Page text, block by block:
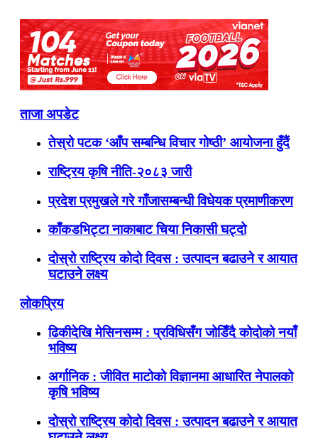
ताजा अपडेट
तेस्रो पटक ‘आँप सम्बन्धि विचार गोष्ठी’ आयोजना हुँदैं
राष्ट्रिय कृषि नीति-२०८३ जारी
प्रदेश प्रमुखले गरे गाँजासम्बन्धी विधेयक प्रमाणीकरण
काँकडभिट्टा नाकाबाट चिया निकासी घट्दो
दोस्रो राष्ट्रिय कोदो दिवस : उत्पादन बढाउने र आयात
घटाउने लक्ष्य
लोकप्रिय
ढिकीदेखि मेसिनसम्म : प्रविधिसँग जोडिँदै कोदोको नयाँ
भविष्य
अर्गानिक : जीवित माटोको विज्ञानमा आधारित नेपालको
कृषि भविष्य
दोस्रो राष्ट्रिय कोदो दिवस : उत्पादन बढाउने र आयात